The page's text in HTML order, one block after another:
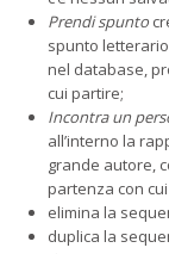
Prendi spunto
spunto
nel database,
cui partire;
Incontra un
all’interno la
grande autore,
partenza con
elimina la
duplica la